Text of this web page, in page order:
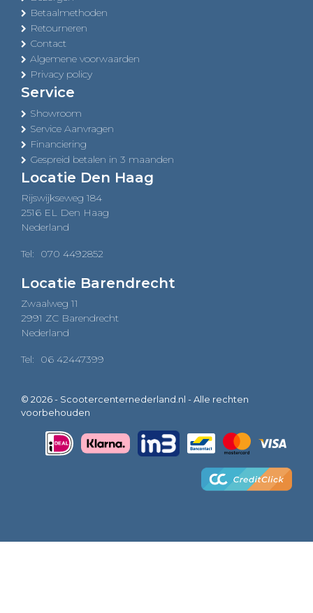
Betaalmethoden
Retourneren
Contact
Algemene voorwaarden
Privacy policy
Service
Showroom
Service Aanvragen
Financiering
Gespreid betalen in 3 maanden
Locatie Den Haag
Rijswijkseweg 184
2516 EL Den Haag
Nederland
Tel: 070 4492852
Locatie Barendrecht
Zwaalweg 11
2991 ZC Barendrecht
Nederland
Tel: 06 42447399
© 2026 - Scootercenternederland.nl - Alle rechten
voorbehouden